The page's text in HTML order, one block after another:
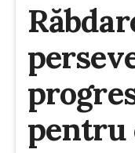
pentru